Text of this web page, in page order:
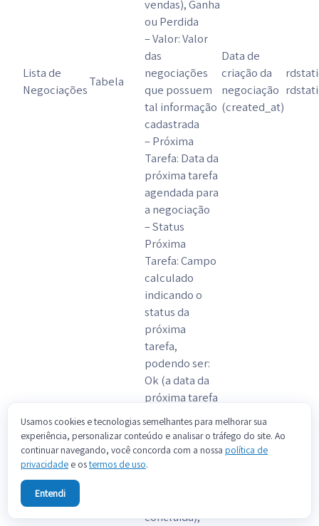
Lista de
Negociações
Tabela
vendas), Ganha
ou Perdida
– Valor: Valor
das
negociações
que possuem
tal informação
cadastrada
– Próxima
Tarefa: Data da
próxima tarefa
agendada para
a negociação
– Status
Próxima
Tarefa: Campo
calculado
indicando o
status da
próxima
tarefa,
podendo ser:
Ok (a data da
próxima tarefa
ainda está no
futuro), Atraso
(a data da
próxima tarefa
concluída),
Data de
criação da
negociação
(created_at)
Usamos cookies e tecnologias semelhantes para melhorar sua
experiência, personalizar conteúdo e analisar o tráfego do site. Ao
continuar navegando, você concorda com a nossa política de
privacidade e ostermos de uso.
Entendi